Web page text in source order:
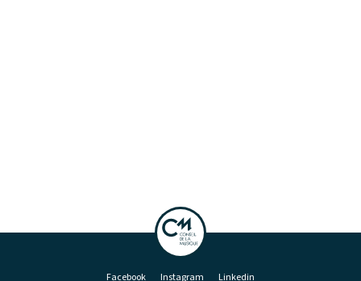
Facebook Instagram Linkedin